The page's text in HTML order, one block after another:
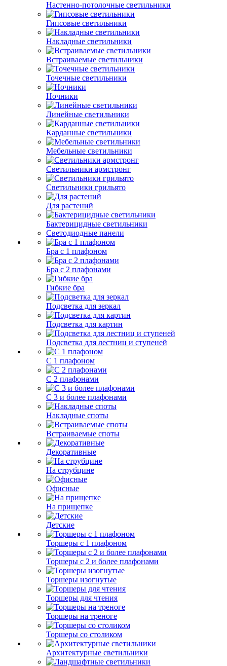
Настенно-потолочные светильники
Гипсовые светильники
Накладные светильники
Встраиваемые светильники
Точечные светильники
Ночники
Линейные светильники
Карданные светильники
Мебельные светильники
Светильники армстронг
Светильники грильято
Для растений
Бактерицидные светильники
Светодиодные панели
Бра с 1 плафоном
Бра с 2 плафонами
Гибкие бра
Подсветка для зеркал
Подсветка для картин
Подсветка для лестниц и ступеней
С 1 плафоном
С 2 плафонами
С 3 и более плафонами
Накладные споты
Встраиваемые споты
Декоративные
На струбцине
Офисные
На прищепке
Детские
Торшеры с 1 плафоном
Торшеры с 2 и более плафонами
Торшеры изогнутые
Торшеры для чтения
Торшеры на треноге
Торшеры со столиком
Архитектурные светильники